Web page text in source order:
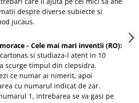
despre diverse subiecte si
jucaus.
- Cele mai mari inventii (RO):
si studiaza-l atent in 10
scurge timpul din clepsidra.
ce numar ai nimerit, apoi
cu numarul indicat de zar.
1, intrebarea se va gasi pe